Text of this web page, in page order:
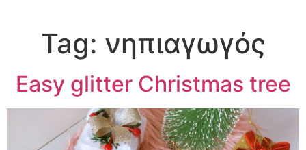
Tag: νηπιαγωγός
Easy glitter Christmas tree